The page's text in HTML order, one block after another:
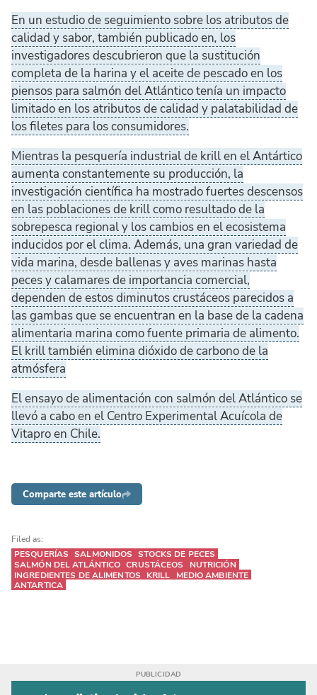
En un estudio de seguimiento sobre los atributos de
calidad y sabor, también publicado en, los
investigadores descubrieron que la sustitución
completa de la harina y el aceite de pescado en los
piensos para salmón del Atlántico tenía un impacto
limitado en los atributos de calidad y palatabilidad de
los filetes para los consumidores.
Mientras la pesquería industrial de krill en el Antártico
aumenta constantemente su producción, la
investigación científica ha mostrado fuertes descensos
en las poblaciones de krill como resultado de la
sobrepesca regional y los cambios en el ecosistema
inducidos por el clima. Además, una gran variedad de
vida marina, desde ballenas y aves marinas hasta
peces y calamares de importancia comercial,
dependen de estos diminutos crustáceos parecidos a
las gambas que se encuentran en la base de la cadena
alimentaria marina como fuente primaria de alimento.
El krill también elimina dióxido de carbono de la
atmósfera
El ensayo de alimentación con salmón del Atlántico se
llevó a cabo en el Centro Experimental Acuícola de
Vitapro en Chile.
Comparte este artículo
Filed as:
PESQUERÍAS SALMONIDOS STOCKS DE PECES
SALMÓN DEL ATLÁNTICO CRUSTÁCEOS
NUTRICIÓN
INGREDIENTES DE ALIMENTOS
KRILL
MEDIO AMBIENTE
ANTARTICA